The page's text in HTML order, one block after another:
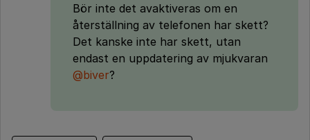
Bör inte det avaktiveras om en
återställning av telefonen har skett?
Det kanske inte har skett, utan
endast en uppdatering av mjukvaran
@biver?